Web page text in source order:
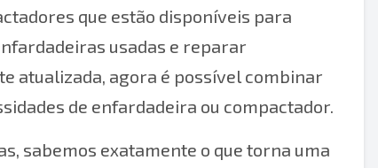
que estão disponíveis para
usadas e reparar
atualizada, agora é possível combinar
de enfardadeira ou compactador.
sabemos exatamente o que torna uma